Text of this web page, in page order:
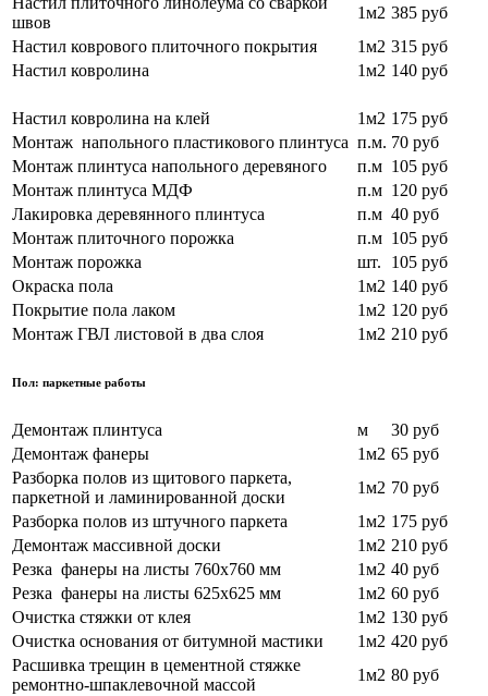
швов
1м2 385 руб
Настил коврового плиточного покрытия
1м2 315 руб
Настил ковролина
1м2 140 руб
Настил ковролина на клей 1м2 175 руб
Монтаж напольного пластикового плинтуса п.м. 70 руб
Монтаж плинтуса напольного деревяного
п.м 105 руб
Монтаж плинтуса МДФ
п.м 120 руб
Лакировка деревянного плинтуса
п.м 40 руб
Монтаж плиточного порожка
п.м 105 руб
Монтаж порожка
шт.
105 руб
Окраска пола
1м2 140 руб
Покрытие пола лаком
1м2 120 руб
Монтаж ГВЛ листовой в два слоя
1м2 210 руб
Пол: паркетные работы
Демонтаж плинтуса м
30 руб
Демонтаж фанеры
1м2 65 руб
Разборка полов из щитового паркета,
паркетной и ламинированной доски
1м2 70 руб
Разборка полов из штучного паркета
1м2 175 руб
Демонтаж массивной доски
1м2 210 руб
Резка фанеры на листы 760х760 мм
1м2 40 руб
Резка фанеры на листы 625х625 мм
1м2 60 руб
Очистка стяжки от клея
1м2 130 руб
Очистка основания от битумной мастики
1м2 420 руб
Расшивка трещин в цементной стяжке
ремонтно-шпаклевочной массой
1м2 80 руб